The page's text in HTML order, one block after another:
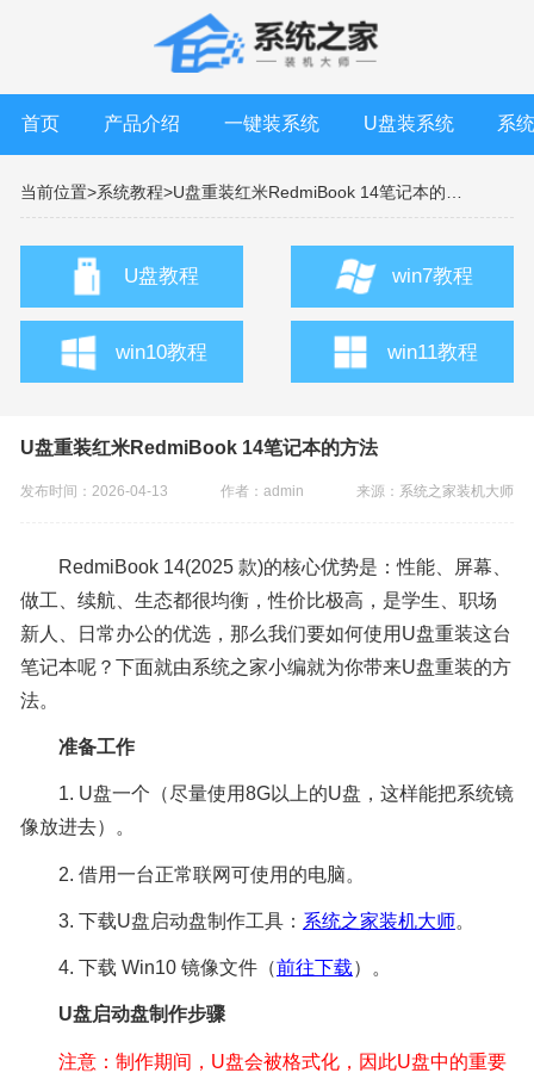
首页 产品介绍 一键装系统 U盘装系统 系
当前位置>系统教程>
U盘教程 win7教程
win10教程 win11教程
U盘重装红米RedmiBook 14笔记本的方法
发布时间：2026-04-13 作者：admin 来源： 系统之家装机大师
RedmiBook 14(2025 款)的核心优势是：性能、屏幕、
做工、续航、生态都很均衡，性价比极高，是学生、职场
新人、日常办公的优选，那么我们要如何使用U盘重装这台
笔记本呢？下面就由系统之家小编就为你带来U盘重装的方
法。
准备工作
1. U盘一个（尽量使用8G以上的U盘，这样能把系统镜
像放进去）。
2. 借用一台正常联网可使用的电脑。
3. 下载U盘启动盘制作工具： 系统之家装机大师。
4. 下载 Win10 镜像文件（前往下载）。
U盘启动盘制作步骤
注意：制作期间，U盘会被格式化，因此U盘中的重要